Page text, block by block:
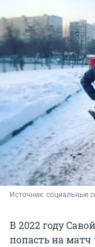
Источник: социальные
В 2022 году
попасть на матч